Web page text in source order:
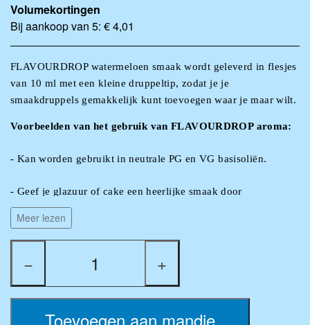
Volumekortingen
Bij aankoop van 5: € 4,01
FLAVOURDROP watermeloen smaak wordt geleverd in flesjes
van 10 ml met een kleine druppeltip, zodat je je
smaakdruppels gemakkelijk kunt toevoegen waar je maar wilt.
Voorbeelden van het gebruik van FLAVOURDROP aroma:
- Kan worden gebruikt in neutrale PG en VG basisoliën.
- Geef je glazuur of cake een heerlijke smaak door
FLAVOURDROP aroma toe te voegen.
- FLAVOURDROP aroma werkt ook goed in thee.
- Voeg onze FLAVOURDROP toe aan kraanwater en bruiswater
om het de gewenste smaak te geven.
- Als extra smaakmaker in smoothies.
Meer lezen
− +
Toevoegen aan mandje